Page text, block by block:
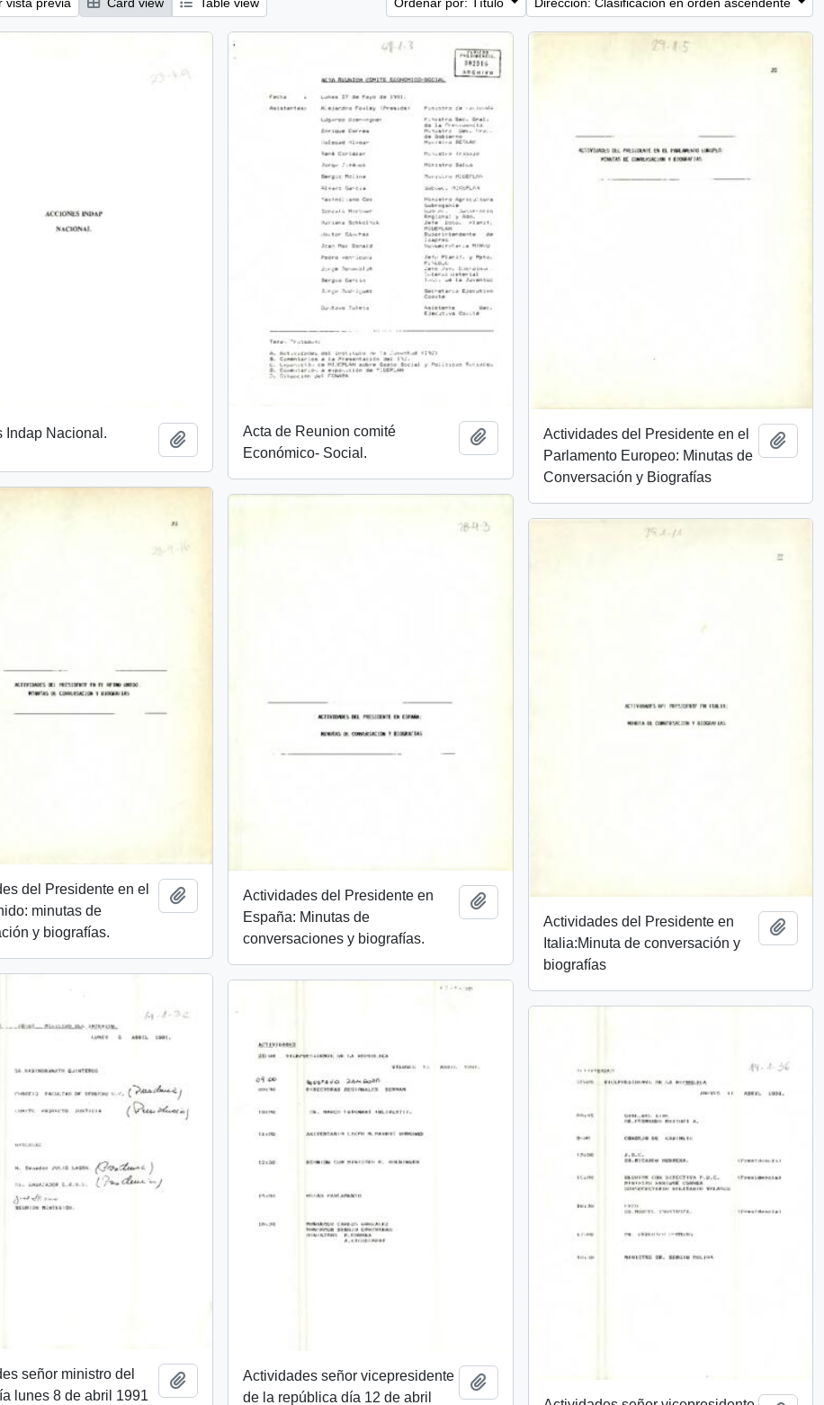
Indap Nacional. Añadir al portapapeles
Acta de Reunion comité
Económico- Social.
Añadir al portapapeles
Actividades del Presidente en el
Parlamento Europeo: Minutas de
Conversación y Biografías
del Presidente en el
minutas de
y biografías.
Añadir al portapapeles
Actividades del Presidente en
España: Minutas de
conversaciones y biografías.
Añadir al portapapeles
Actividades del Presidente en
Italia:Minuta de conversación y
biografías
señor ministro del
lunes 8 de abril 1991
Añadir al portapapeles
Actividades señor vicepresidente
de la república día 12 de abril
Añadir al portapapeles